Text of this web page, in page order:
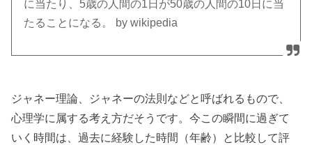
に当たり、5歳の人間の1日が50歳の人間の10日に当
たることになる。 by wikipedia
ジャネー理論、ジャネーの法則などと呼ばれるもので、
心理学に属する考え方だそうです。今この瞬間に過ぎて
いく時間は、過去に経験した時間（年齢）と比較して評